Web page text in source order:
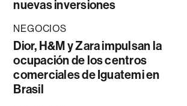
nuevas inversiones
NEGOCIOS
Dior, H&M y Zara impulsan la
ocupación de los centros
comerciales de Iguatemi en
Brasil